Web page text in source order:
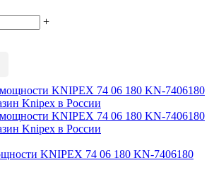
+
KNIPEX 74 06 180 KN-7406180